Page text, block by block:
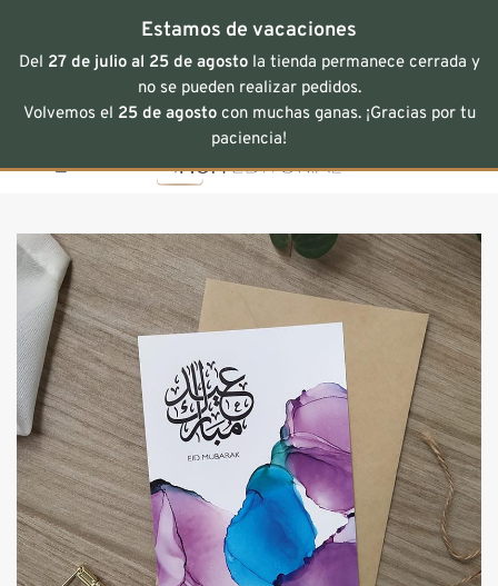
Estamos de vacaciones
Del 27 de julio al 25 de agostola tienda permanece cerrada y
no se pueden realizar pedidos.
Volvemos el 25 de agostocon muchas ganas. ¡Gracias por tu
paciencia!